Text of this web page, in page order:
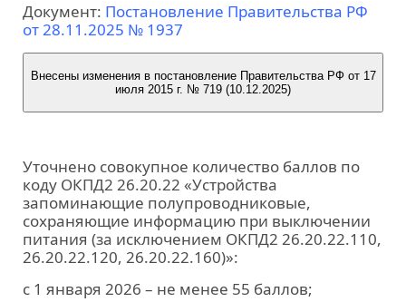
Документ: Постановление Правительства РФ
от 28.11.2025 № 1937
Внесены изменения в постановление Правительства РФ от 17
июля 2015 г. № 719 (10.12.2025)
Уточнено совокупное количество баллов по
коду ОКПД2 26.20.22 «Устройства
запоминающие полупроводниковые,
сохраняющие информацию при выключении
питания (за исключением ОКПД2 26.20.22.110,
26.20.22.120, 26.20.22.160)»:
с 1 января 2026 – не менее 55 баллов;